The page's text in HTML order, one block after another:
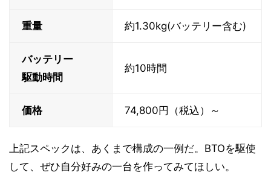
重量 約1.30kg(バッテリー含む)
バッテリー
駆動時間
約10時間
価格 74,800円（税込）～
上記スペックは、あくまで構成の一例だ。BTOを駆使
して、ぜひ自分好みの一台を作ってみてほしい。